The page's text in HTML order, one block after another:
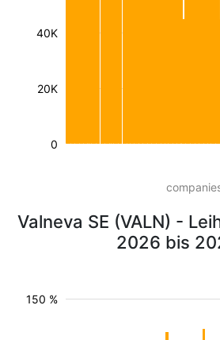
20K
40K
0
Valneva SE (VALN) -
2026 bis
150 %